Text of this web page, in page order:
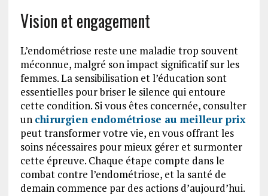
Vision et engagement
L’endométriose reste une maladie trop souvent
méconnue, malgré son impact significatif sur les
femmes. La sensibilisation et l’éducation sont
essentielles pour briser le silence qui entoure
cette condition. Si vous êtes concernée, consulter
un chirurgien endométriose au meilleur prix
peut transformer votre vie, en vous offrant les
soins nécessaires pour mieux gérer et surmonter
cette épreuve. Chaque étape compte dans le
combat contre l’endométriose, et la santé de
demain commence par des actions d’aujourd’hui.